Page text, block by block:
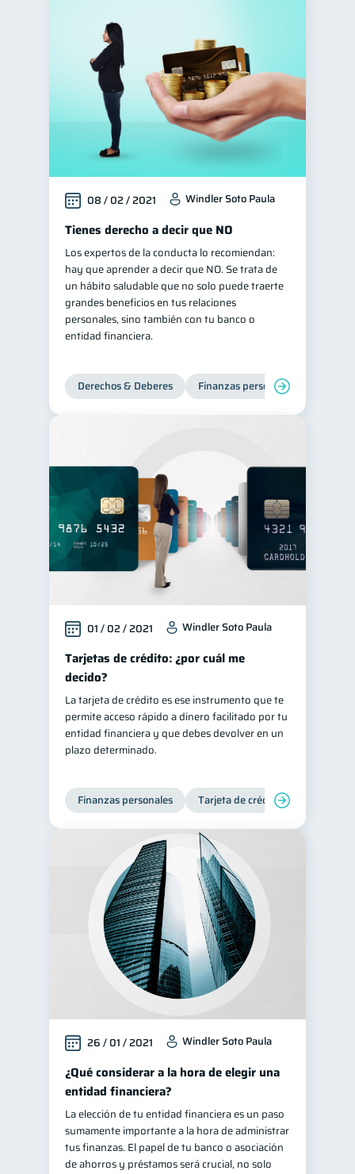
08 / 02 / 2021 Windler Soto Paula
Tienes derecho a decir que NO
Los expertos de la conducta lo recomiendan:
hay que aprender a decir que NO. Se trata de
un hábito saludable que no solo puede traerte
grandes beneficios en tus relaciones
personales, sino también con tu banco o
entidad financiera.
Derechos & Deberes Finanzas personales
01 / 02 / 2021 Windler Soto Paula
Tarjetas de crédito: ¿por cuál me
decido?
La tarjeta de crédito es ese instrumento que te
permite acceso rápido a dinero facilitado por tu
entidad financiera y que debes devolver en un
plazo determinado.
Finanzas personales Tarjeta de crédito
26 / 01 / 2021 Windler Soto Paula
¿Qué considerar a la hora de elegir una
entidad financiera?
La elección de tu entidad financiera es un paso
sumamente importante a la hora de administrar
tus finanzas. El papel de tu banco o asociación
de ahorros y préstamos será crucial, no solo